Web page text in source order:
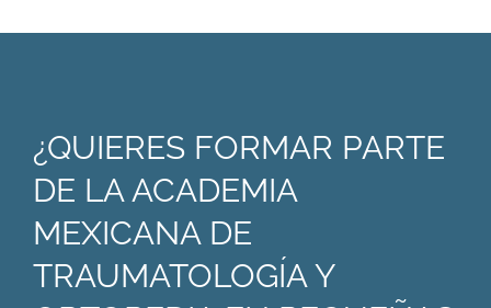
¿QUIERES FORMAR PARTE
DE LA ACADEMIA
MEXICANA DE
TRAUMATOLOGÍA Y